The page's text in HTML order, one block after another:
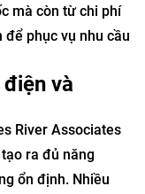
mà còn từ chi phí
phục vụ nhu cầu
và
River Associates
ra đủ năng
ổn định. Nhiều